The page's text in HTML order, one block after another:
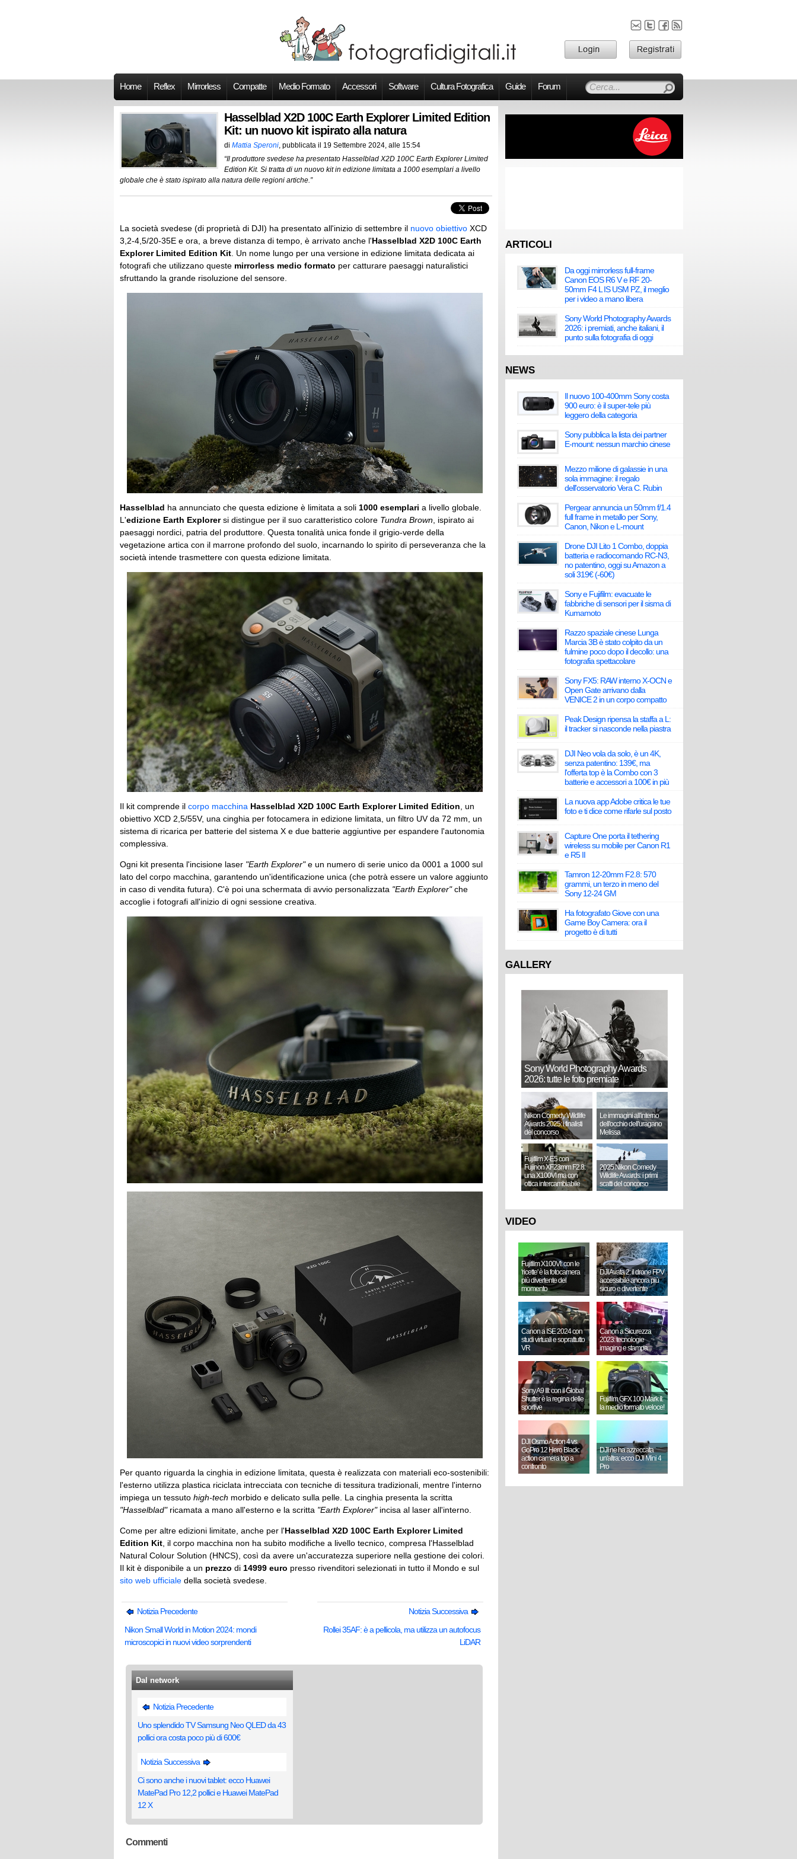
Home Reflex Mirrorless Compatte Medio Formato Accessori Software Cultura Fotografica Guide Forum
Hasselblad X2D 100C Earth Explorer Limited Edition
Kit: un nuovo kit ispirato alla natura
di Mattia Speroni, pubblicata il 19 Settembre 2024, alle 15:54
“Il produttore svedese ha presentato Hasselblad X2D 100C Earth Explorer Limited
Edition Kit. Si tratta di un nuovo kit in edizione limitata a 1000 esemplari a livello
globale che è stato ispirato alla natura delle regioni artiche.”
La società svedese (di proprietà di DJI) ha presentato all'inizio di settembre il nuovo obiettivo XCD
3,2-4,5/20-35E e ora, a breve distanza di tempo, è arrivato anche l'Hasselblad X2D 100C Earth
Explorer Limited Edition Kit . Un nome lungo per una versione in edizione limitata dedicata ai
fotografi che utilizzano queste mirrorless medio formato per catturare paesaggi naturalistici
sfruttando la grande risoluzione del sensore.
Hasselblad ha annunciato che questa edizione è limitata a soli 1000 esemplari a livello globale.
L'edizione Earth Explorersi distingue per il suo caratteristico colore Tundra Brown , ispirato ai
paesaggi nordici, patria del produttore. Questa tonalità unica fonde il grigio-verde della
vegetazione artica con il marrone profondo del suolo, incarnando lo spirito di perseveranza che la
società intende trasmettere con questa edizione limitata.
Il kit comprende il corpo macchina Hasselblad X2D 100C Earth Explorer Limited Edition , un
obiettivo XCD 2,5/55V, una cinghia per fotocamera in edizione limitata, un filtro UV da 72 mm, un
sistema di ricarica per batterie del sistema X e due batterie aggiuntive per espandere l'autonomia
complessiva.
Ogni kit presenta l'incisione laser "Earth Explorer"e un numero di serie unico da 0001 a 1000 sul
lato del corpo macchina, garantendo un'identificazione unica (che potrà essere un valore aggiunto
in caso di vendita futura). C'è poi una schermata di avvio personalizzata "Earth Explorer"che
accoglie i fotografi all'inizio di ogni sessione creativa.
Per quanto riguarda la cinghia in edizione limitata, questa è realizzata con materiali eco-sostenibili:
l'esterno utilizza plastica riciclata intrecciata con tecniche di tessitura tradizionali, mentre l'interno
impiega un tessuto high-tech morbido e delicato sulla pelle. La cinghia presenta la scritta
"Hasselblad"ricamata a mano all'esterno e la scritta "Earth Explorer" incisa al laser all'interno.
Come per altre edizioni limitate, anche per l'Hasselblad X2D 100C Earth Explorer Limited
Edition Kit , il corpo macchina non ha subito modifiche a livello tecnico, compresa l'Hasselblad
Natural Colour Solution (HNCS), così da avere un'accuratezza superiore nella gestione dei colori.
Il kit è disponibile a un prezzo di 14999 euro presso rivenditori selezionati in tutto il Mondo e sul
sito web ufficiale della società svedese.
Notizia Precedente
Nikon Small World in Motion 2024: mondi
microscopici in nuovi video sorprendenti
Notizia Successiva
Rollei 35AF: è a pellicola, ma utilizza un autofocus
LiDAR
Dal network
Notizia Precedente
Uno splendido TV Samsung Neo QLED da 43
pollici ora costa poco più di 600€
Notizia Successiva
Ci sono anche i nuovi tablet: ecco Huawei
MatePad Pro 12,2 pollici e Huawei MatePad
12 X
Commenti
ARTICOLI
Da oggi mirrorless full-frame
Canon EOS R6 V e RF 20-
50mm F4 L IS USM PZ, il meglio
per i video a mano libera
Sony World Photography Awards
2026: i premiati, anche italiani, il
punto sulla fotografia di oggi
NEWS
Il nuovo 100-400mm Sony costa
900 euro: è il super-tele più
leggero della categoria
Sony pubblica la lista dei partner
E-mount: nessun marchio cinese
Mezzo milione di galassie in una
sola immagine: il regalo
dell'osservatorio Vera C. Rubin
Pergear annuncia un 50mm f/1.4
full frame in metallo per Sony,
Canon, Nikon e L-mount
Drone DJI Lito 1 Combo, doppia
batteria e radiocomando RC-N3,
no patentino, oggi su Amazon a
soli 319€ (-60€)
Sony e Fujifilm: evacuate le
fabbriche di sensori per il sisma di
Kumamoto
Razzo spaziale cinese Lunga
Marcia 3B è stato colpito da un
fulmine poco dopo il decollo: una
fotografia spettacolare
Sony FX5: RAW interno X-OCN e
Open Gate arrivano dalla
VENICE 2 in un corpo compatto
Peak Design ripensa la staffa a L:
il tracker si nasconde nella piastra
DJI Neo vola da solo, è un 4K,
senza patentino: 139€, ma
l'offerta top è la Combo con 3
batterie e accessori a 100€ in più
La nuova app Adobe critica le tue
foto e ti dice come rifarle sul posto
Capture One porta il tethering
wireless su mobile per Canon R1
e R5 II
Tamron 12-20mm F2.8: 570
grammi, un terzo in meno del
Sony 12-24 GM
Ha fotografato Giove con una
Game Boy Camera: ora il
progetto è di tutti
GALLERY
Sony World Photography Awards
2026: tutte le foto premiate
Nikon Comedy Wildlife
Awards 2025: i finalisti
del concorso
Le immagini all'interno
dell'occhio dell'uragano
Melissa
Fujifilm X-E5 con
Fujinon XF23mm F2.8:
una X100VI ma con
ottica intercambiabile
2025 Nikon Comedy
Wildlife Awards: i primi
scatti del concorso
VIDEO
Fujifilm X100VI: con le
'ricette' è la fotocamera
più divertente del
momento
DJI Avata 2: il drone FPV
accessibile ancora più
sicuro e divertente
Canon a ISE 2024 con
studi virtuali e soprattutto
VR
Canon a Sicurezza
2023: tecnologie
imaging e stampa
Sony A9 III: con il Global
Shutter è la regina delle
sportive
Fujifilm GFX 100 Mark II:
la medio formato veloce!
DJI Osmo Action 4 vs.
GoPro 12 Hero Black:
action camera top a
confronto
DJI ne ha azzeccata
un'altra: ecco DJI Mini 4
Pro